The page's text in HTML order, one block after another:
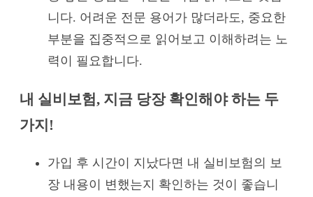
니다. 어려운 전문 용어가 많더라도, 중요한
부분을 집중적으로 읽어보고 이해하려는 노
력이 필요합니다.
내 실비보험, 지금 당장 확인해야 하는 두
가지!
가입 후 시간이 지났다면 내 실비보험의 보
장 내용이 변했는지 확인하는 것이 좋습니